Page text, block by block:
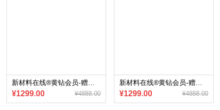
¥1299.00 ¥4888.00 ¥1299.00 ¥4888.00